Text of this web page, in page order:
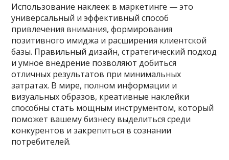
Использование наклеек в маркетинге — это
универсальный и эффективный способ
привлечения внимания, формирования
позитивного имиджа и расширения клиентской
базы. Правильный дизайн, стратегический подход
и умное внедрение позволяют добиться
отличных результатов при минимальных
затратах. В мире, полном информации и
визуальных образов, креативные наклейки
способны стать мощным инструментом, который
поможет вашему бизнесу выделиться среди
конкурентов и закрепиться в сознании
потребителей.